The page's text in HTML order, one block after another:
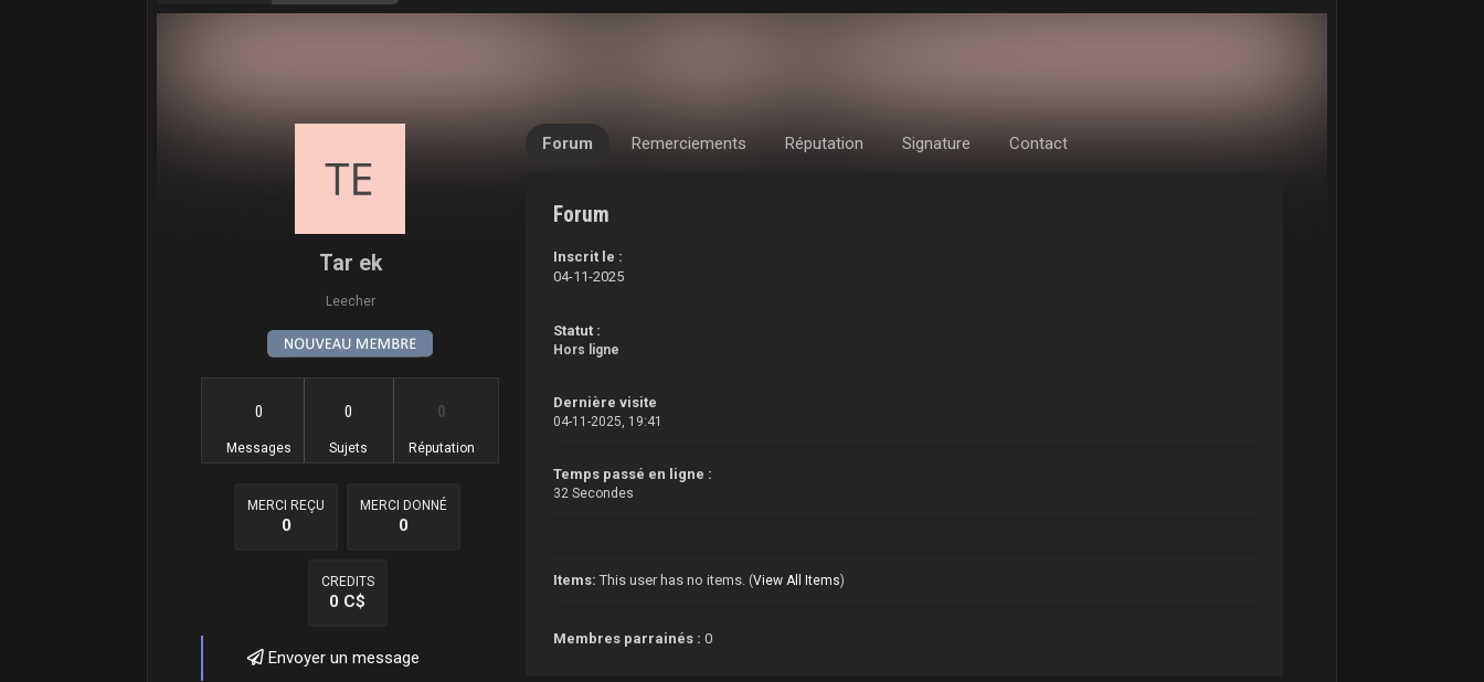
Tar ek
Leecher
0
Messages
0
Sujets
0
Réputation
MERCI REÇU
0
MERCI DONNÉ
0
CREDITS
0 C$
Envoyer un message
Forum Remerciements Réputation Signature Contact
Forum
Inscrit le :
04-11-2025
Statut :
Hors ligne
Dernière visite
04-11-2025, 19:41
Temps passé en ligne :
32 Secondes
Items: This user has no items. (View All Items)
Membres parrainés :0